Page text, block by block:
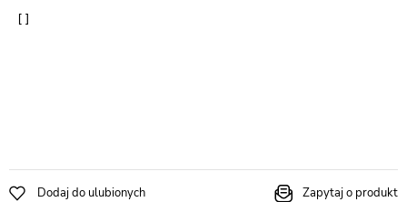
Dodaj do ulubionych Zapytaj o produkt